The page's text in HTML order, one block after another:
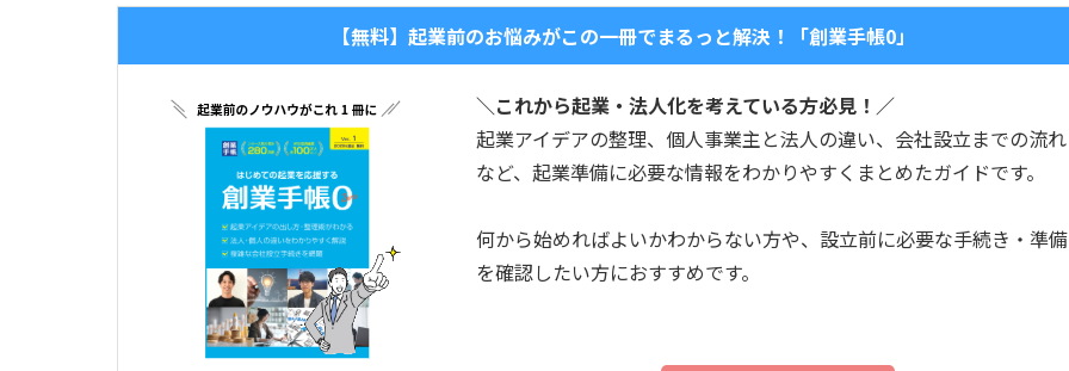
【無料】起業前のお悩みがこの一冊でまるっと解決！「創業手帳0」
＼これから起業・法人化を考えている方必見！／
起業アイデアの整理、個人事業主と法人の違い、会社設立までの流れ
など、起業準備に必要な情報をわかりやすくまとめたガイドです。
何から始めればよいかわからない方や、設立前に必要な手続き・準備
を確認したい方におすすめです。